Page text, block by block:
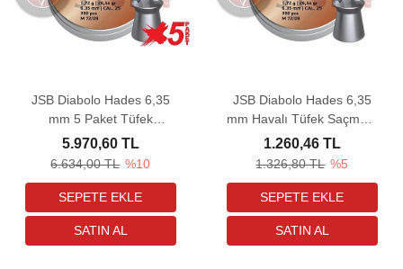
JSB Diabolo Hades 6,35
mm 5 Paket Tüfek
Saçması (26,54 Grain -
1500 Adet)
6.634,00 TL %10
5.970,60 TL
JSB Diabolo Hades 6,35
mm Havalı Tüfek Saçması
(26,54 Grain - 300 Adet)
1.326,80 TL %5
1.260,46 TL